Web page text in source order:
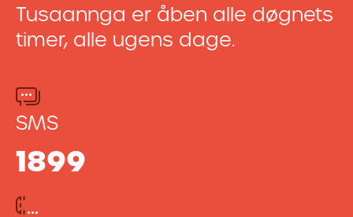
Tusaannga er åben alle døgnets
timer, alle ugens dage.
SMS
1899